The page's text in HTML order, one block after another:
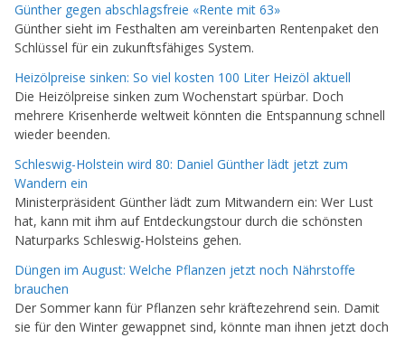
Günther gegen abschlagsfreie «Rente mit 63»
Günther sieht im Festhalten am vereinbarten Rentenpaket den
Schlüssel für ein zukunftsfähiges System.
Heizölpreise sinken: So viel kosten 100 Liter Heizöl aktuell
Die Heizölpreise sinken zum Wochenstart spürbar. Doch
mehrere Krisenherde weltweit könnten die Entspannung schnell
wieder beenden.
Schleswig-Holstein wird 80: Daniel Günther lädt jetzt zum
Wandern ein
Ministerpräsident Günther lädt zum Mitwandern ein: Wer Lust
hat, kann mit ihm auf Entdeckungstour durch die schönsten
Naturparks Schleswig-Holsteins gehen.
Düngen im August: Welche Pflanzen jetzt noch Nährstoffe
brauchen
Der Sommer kann für Pflanzen sehr kräftezehrend sein. Damit
sie für den Winter gewappnet sind, könnte man ihnen jetzt doch